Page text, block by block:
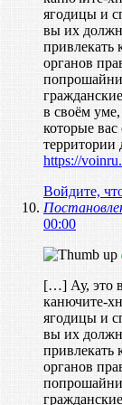
ягодицы и
вы их
привлекать
органов
в своём уме,
которые
территории
https://
Войдите,
00:00
[…] Ау, это
канючите-
ягодицы и
вы их
привлекать
органов